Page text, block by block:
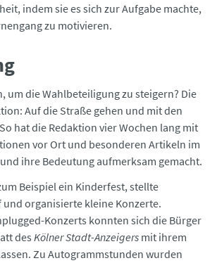
indem sie es sich zur Aufgabe machte,
zu motivieren.
um die Wahlbeteiligung zu steigern? Die
Auf die Straße gehen und mit den
hat die Redaktion vier Wochen lang mit
vor Ort und besonderen Artikeln im
ihre Bedeutung aufmerksam gemacht.
Beispiel ein Kinderfest, stellte
organisierte kleine Konzerte.
Konzerts konnten sich die Bürger
des Kölner Stadt-Anzeigers mit ihrem
Zu Autogrammstunden wurden